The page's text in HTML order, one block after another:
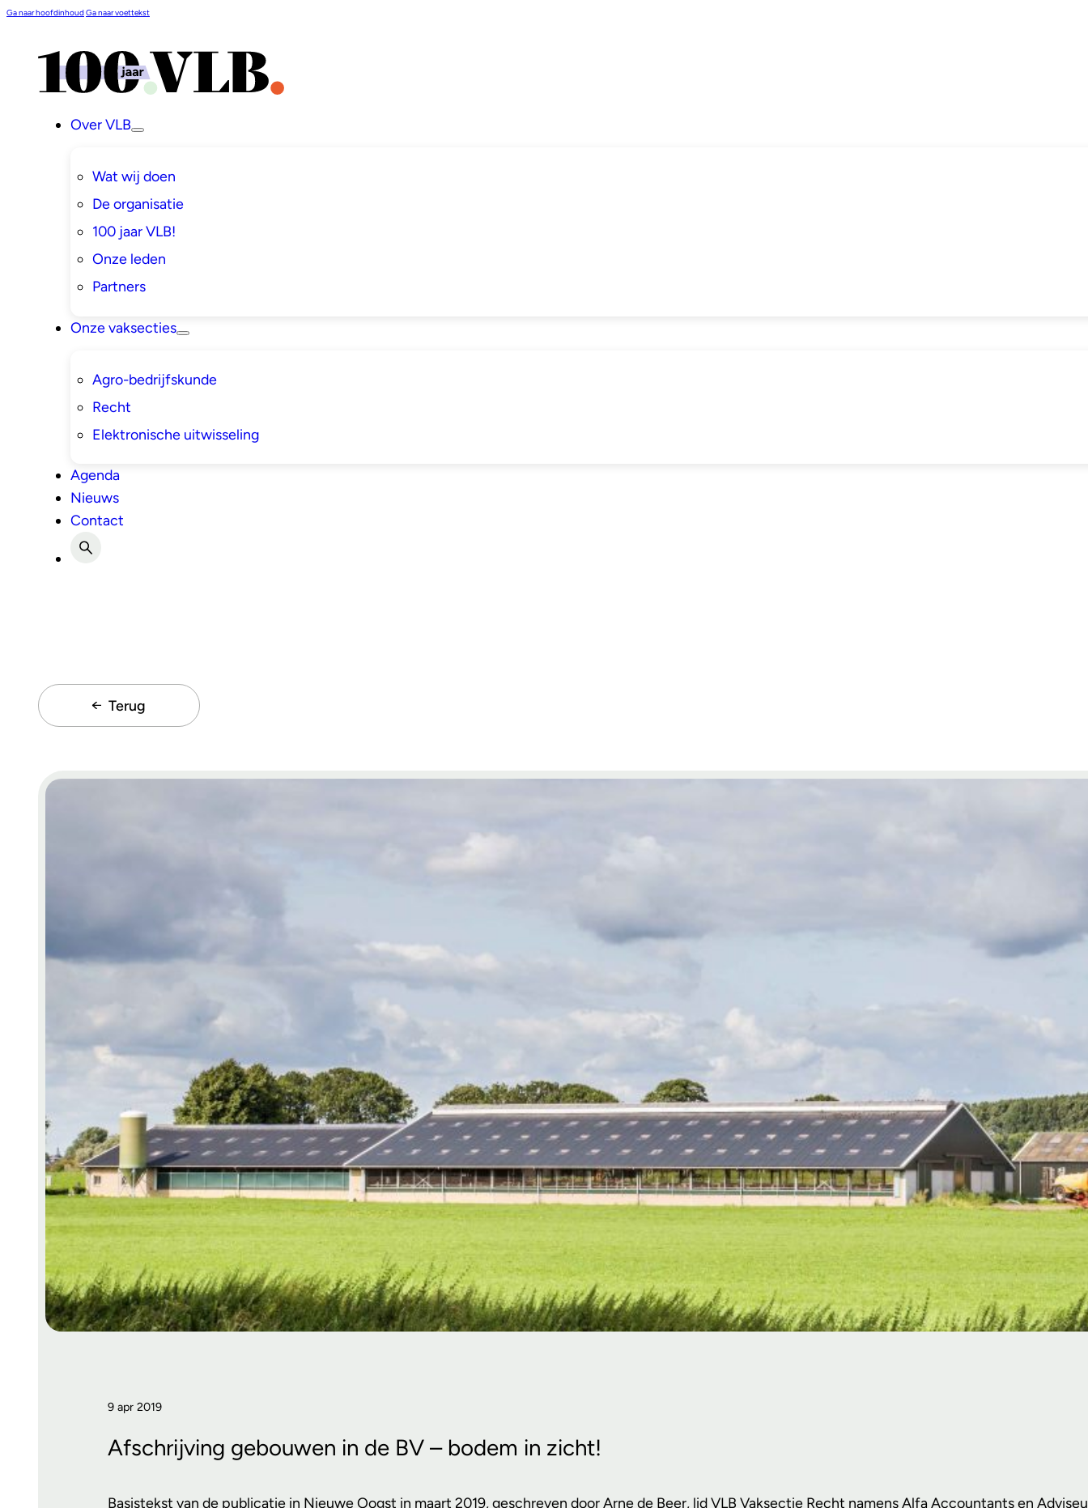
Ga naar hoofdinhoudGa naar voettekst
Over VLB
Wat wij doen
De organisatie
100 jaar VLB!
Onze leden
Partners
Onze vaksecties
Agro-bedrijfskunde
Recht
Elektronische uitwisseling
Agenda
Nieuws
Contact
Terug
9 apr 2019
Afschrijving gebouwen in de BV – bodem in zicht!
Basistekst van de publicatie in Nieuwe Oogst in maart 2019, geschreven door Arne de Beer, lid VLB Vaksectie Recht namens Alfa Accountants en